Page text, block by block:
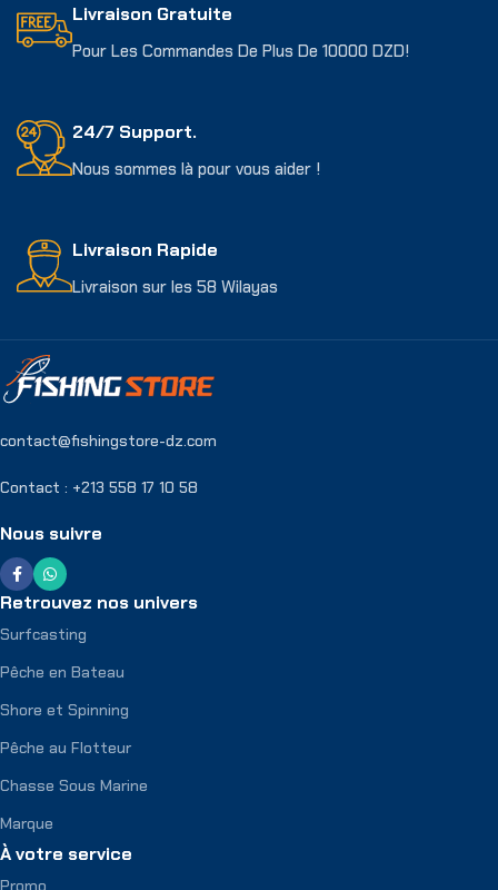
Livraison Gratuite
Pour Les Commandes De Plus De 10000 DZD!
24/7 Support.
Nous sommes là pour vous aider !
Livraison Rapide
Livraison sur les 58 Wilayas
contact@fishingstore-dz.com
Contact : +213 558 17 10 58
Nous suivre
Retrouvez nos univers
Surfcasting
Pêche en Bateau
Shore et Spinning
Pêche au Flotteur
Chasse Sous Marine
Marque
À votre service
Promo